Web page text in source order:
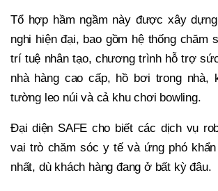
Tổ hợp hầm ngầm này được xây
nghi hiện đại, bao gồm hệ thống chăm
trí tuệ nhân tạo, chương trình hỗ trợ
nhà hàng cao cấp, hồ bơi trong nhà,
tường leo núi và cả khu chơi bowling.
Đại diện SAFE cho biết các dịch vụ
vai trò chăm sóc y tế và ứng phó
nhất, dù khách hàng đang ở bất kỳ đâu.